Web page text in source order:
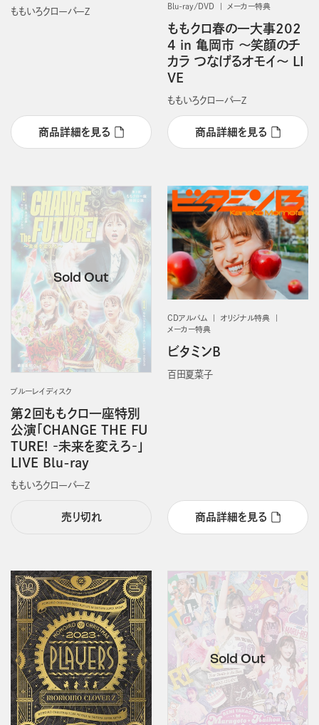
ももいろクローバーＺ
商品詳細を見る
Blu-ray/DVD メーカー特典
ももクロ春の一大事202
4 in 亀岡市 ～笑顔のチ
カラ つなげるオモイ～ LI
VE
ももいろクローバーＺ
商品詳細を見る
ブルーレイディスク
第2回ももクロ一座特別
公演「CHANGE THE FU
TURE! ‐未来を変えろ‐」
LIVE Blu-ray
ももいろクローバーＺ
売り切れ
CDアルバム
オリジナル特典
メーカー特典
ビタミンB
百田夏菜子
商品詳細を見る